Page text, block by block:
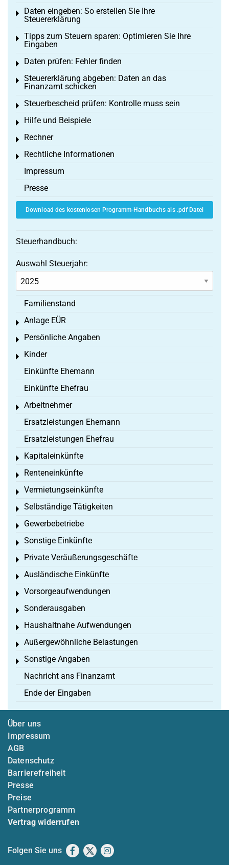
Daten eingeben: So erstellen Sie Ihre
Steuererklärung
Toggle menu
Tipps zum Steuern sparen: Optimieren Sie Ihre
Eingaben
Toggle menu
Daten prüfen: Fehler finden
Toggle menu
Steuererklärung abgeben: Daten an das
Finanzamt schicken
Toggle menu
Steuerbescheid prüfen: Kontrolle muss sein
Toggle menu
Hilfe und Beispiele
Toggle menu
Rechner
Toggle menu
Rechtliche Informationen
Toggle menu
Impressum
Presse
Download des kostenlosen Programm-Handbuchs als .pdf Datei
Steuerhandbuch:
Auswahl Steuerjahr:
Familienstand
Anlage EÜR
Toggle menu
Persönliche Angaben
Toggle menu
Kinder
Toggle menu
Einkünfte Ehemann
Einkünfte Ehefrau
Arbeitnehmer
Toggle menu
Ersatzleistungen Ehemann
Ersatzleistungen Ehefrau
Kapitaleinkünfte
Toggle menu
Renteneinkünfte
Toggle menu
Vermietungseinkünfte
Toggle menu
Selbständige Tätigkeiten
Toggle menu
Gewerbebetriebe
Toggle menu
Sonstige Einkünfte
Toggle menu
Private Veräußerungsgeschäfte
Toggle menu
Ausländische Einkünfte
Toggle menu
Vorsorgeaufwendungen
Toggle menu
Sonderausgaben
Toggle menu
Haushaltnahe Aufwendungen
Toggle menu
Außergewöhnliche Belastungen
Toggle menu
Sonstige Angaben
Toggle menu
Nachricht ans Finanzamt
Ende der Eingaben
Über uns
Impressum
AGB
Datenschutz
Barrierefreiheit
Presse
Preise
Partnerprogramm
Vertrag widerrufen
Folgen Sie uns Facebook
X Instagram